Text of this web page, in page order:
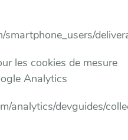
smartphone_users/
les cookies de mesure
Analytics
analytics/devguides/